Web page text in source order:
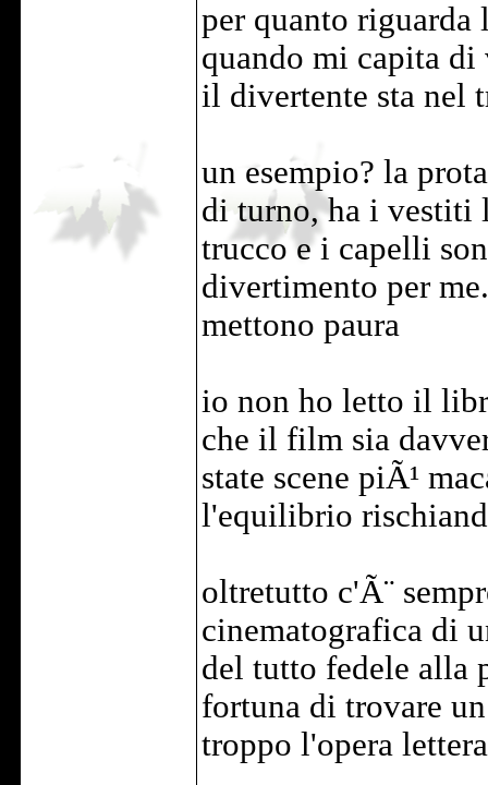
per quanto riguarda
quando mi capita di
il divertente sta nel
un esempio? la
di turno, ha i vestiti
trucco e i capelli
divertimento per
mettono paura
io non ho letto il
che il film sia
state scene piÃ¹
l'equilibrio
oltretutto c'Ã¨
cinematografica di
del tutto fedele alla
fortuna di trovare
troppo l'opera